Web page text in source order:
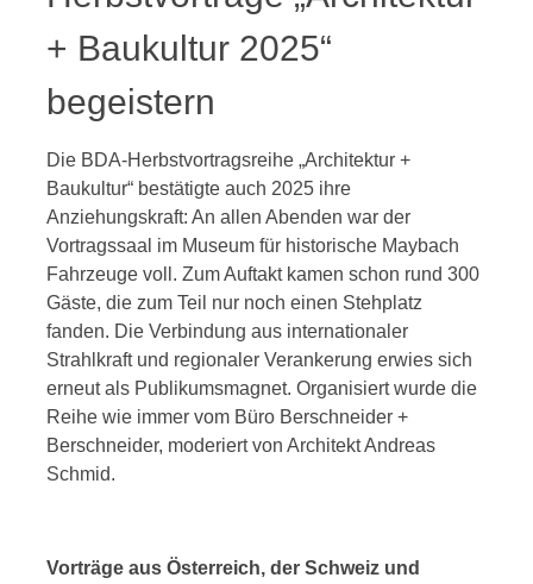
+ Baukultur 2025“
begeistern
Die BDA-Herbstvortragsreihe „Architektur +
Baukultur“ bestätigte auch 2025 ihre
Anziehungskraft: An allen Abenden war der
Vortragssaal im Museum für historische Maybach
Fahrzeuge voll. Zum Auftakt kamen schon rund 300
Gäste, die zum Teil nur noch einen Stehplatz
fanden. Die Verbindung aus internationaler
Strahlkraft und regionaler Verankerung erwies sich
erneut als Publikumsmagnet. Organisiert wurde die
Reihe wie immer vom Büro Berschneider +
Berschneider, moderiert von Architekt Andreas
Schmid.
Vorträge aus Österreich, der Schweiz und